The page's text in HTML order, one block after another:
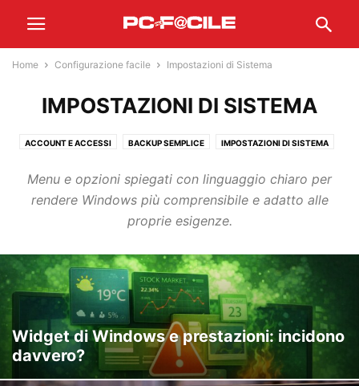
Home Configurazione facile Impostazioni di Sistema
IMPOSTAZIONI DI SISTEMA
ACCOUNT E ACCESSI BACKUP SEMPLICE IMPOSTAZIONI DI SISTEMA
Menu e opzioni spiegati con linguaggio chiaro per
rendere Windows più comprensibile e adatto alle
proprie esigenze.
Widget di Windows e prestazioni: incidono
davvero?